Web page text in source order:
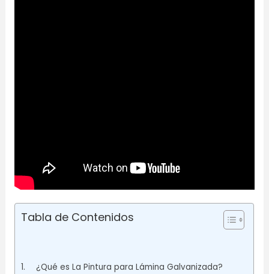
Tabla de Contenidos
¿Qué es La Pintura para Lámina Galvanizada?